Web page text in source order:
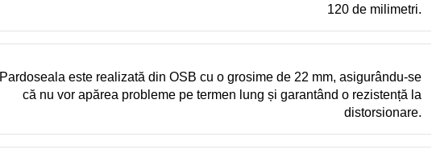
120 de milimetri.
Pardoseala este realizată din OSB cu o grosime de 22 mm, asigurându-se
că nu vor apărea probleme pe termen lung și garantând o rezistență la
distorsionare.